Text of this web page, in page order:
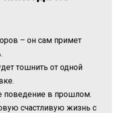
– он сам примет
тошнить от одной
поведение в прошлом.
счастливую жизнь с